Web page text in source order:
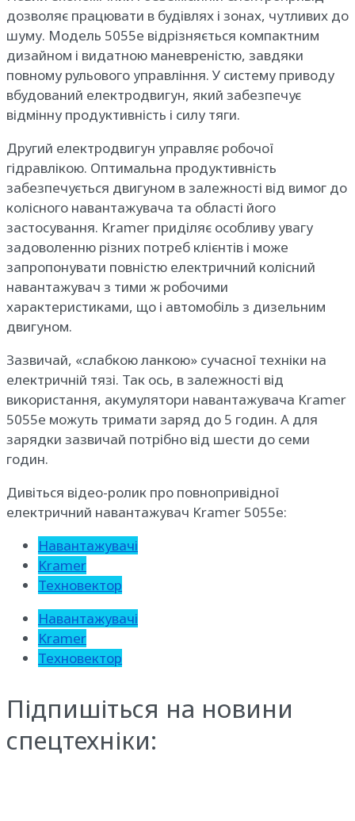
дозволяє працювати в будівлях і зонах, чутливих до
шуму. Модель 5055e відрізняється компактним
дизайном і видатною маневреністю, завдяки
повному рульового управління. У систему приводу
вбудований електродвигун, який забезпечує
відмінну продуктивність і силу тяги.
Другий електродвигун управляє робочої
гідравлікою. Оптимальна продуктивність
забезпечується двигуном в залежності від вимог до
колісного навантажувача та області його
застосування. Kramer приділяє особливу увагу
задоволенню різних потреб клієнтів і може
запропонувати повністю електричний колісний
навантажувач з тими ж робочими
характеристиками, що і автомобіль з дизельним
двигуном.
Зазвичай, «слабкою ланкою» сучасної техніки на
електричній тязі. Так ось, в залежності від
використання, акумулятори навантажувача Kramer
5055e можуть тримати заряд до 5 годин. А для
зарядки зазвичай потрібно від шести до семи
годин.
Дивіться відео-ролик про повнопривідної
електричний навантажувач Kramer 5055e:
Навантажувачі
Kramer
Техновектор
Навантажувачі
Kramer
Техновектор
Підпишіться на новини
спецтехніки: